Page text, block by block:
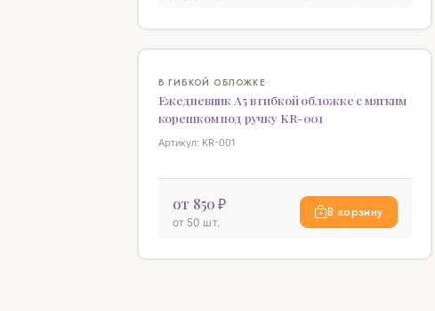
В ГИБКОЙ ОБЛОЖКЕ
Ежедневник А5 в гибкой обложке с мягким
корешком под ручку KR-001
Артикул: KR-001
от 850 ₽
от 50 шт.
В корзину